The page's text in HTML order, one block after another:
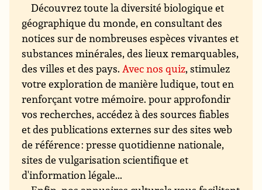
Découvrez toute la diversité biologique et
géographique du monde, en consultant des
notices sur de nombreuses espèces vivantes et
substances minérales, des lieux remarquables,
des villes et des pays.Avec nos quiz, stimulez
votre exploration de manière ludique, tout en
renforçant votre mémoire. pour approfondir
vos recherches, accédez à des sources fiables
et des publications externes sur des sites web
de référence : presse quotidienne nationale,
sites de vulgarisation scientifique et
d'information légale...